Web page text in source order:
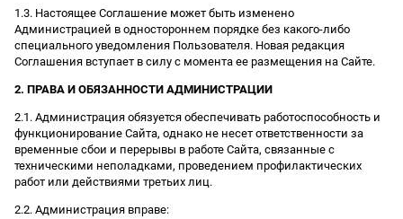
1.3. Настоящее Соглашение может быть изменено
Администрацией в одностороннем порядке без какого-либо
специального уведомления Пользователя. Новая редакция
Соглашения вступает в силу с момента ее размещения на Сайте.
2. ПРАВА И ОБЯЗАННОСТИ АДМИНИСТРАЦИИ
2.1. Администрация обязуется обеспечивать работоспособность и
функционирование Сайта, однако не несет ответственности за
временные сбои и перерывы в работе Сайта, связанные с
техническими неполадками, проведением профилактических
работ или действиями третьих лиц.
2.2. Администрация вправе: